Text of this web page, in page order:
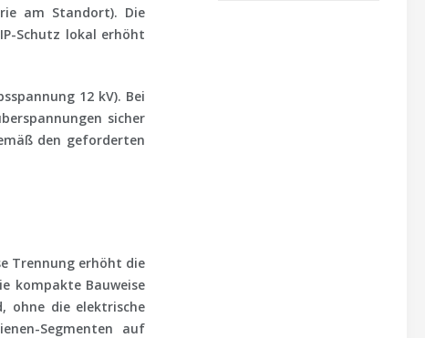
am Standort). Die
Schutz lokal erhöht
12 kV). Bei
sicher
den geforderten
Trennung erhöht die
kompakte Bauweise
ohne die elektrische
Segmenten auf